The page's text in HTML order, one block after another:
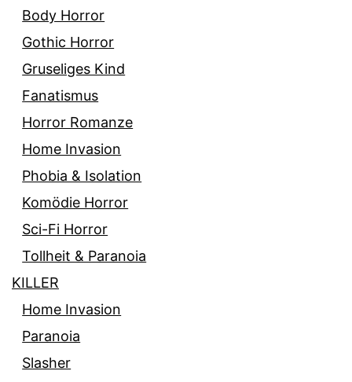
Body Horror
Gothic Horror
Gruseliges Kind
Fanatismus
Horror Romanze
Home Invasion
Phobia & Isolation
Komödie Horror
Sci-Fi Horror
Tollheit & Paranoia
KILLER
Home Invasion
Paranoia
Slasher